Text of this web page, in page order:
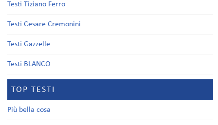
Testi Tiziano Ferro
Testi Cesare Cremonini
Testi Gazzelle
Testi BLANCO
TOP TESTI
Più bella cosa